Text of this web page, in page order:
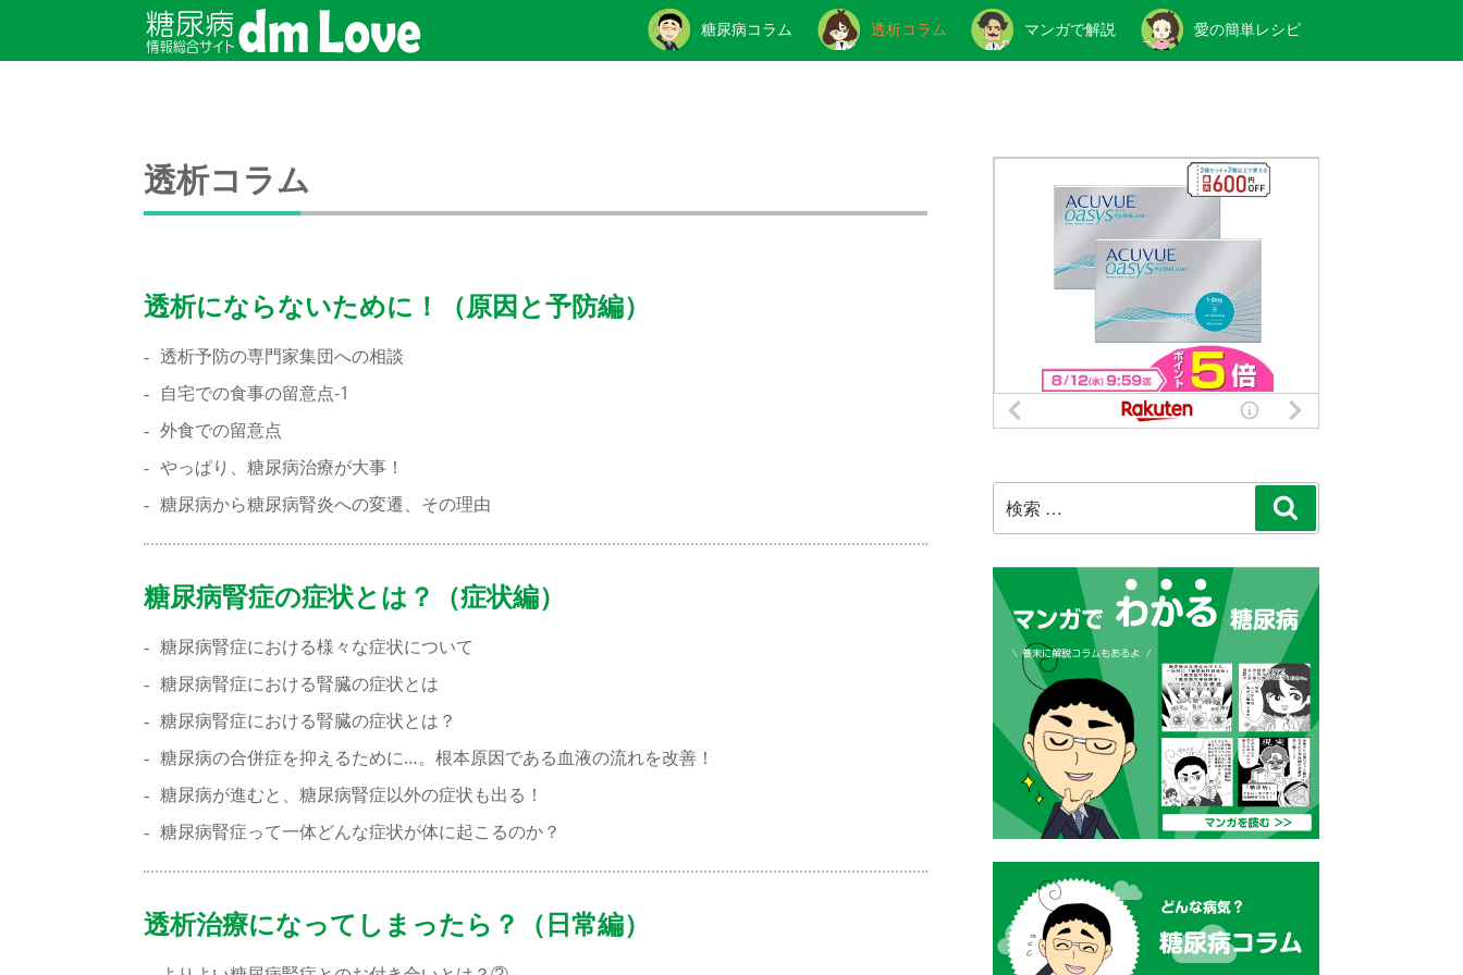
糖尿病コラム 透析コラム マンガで解説 愛の簡単レシピ
透析コラム
透析にならないために！（原因と予防編）
透析予防の専門家集団への相談
自宅での食事の留意点-1
外食での留意点
やっぱり、糖尿病治療が大事！
糖尿病から糖尿病腎炎への変遷、その理由
糖尿病腎症の症状とは？（症状編）
糖尿病腎症における様々な症状について
糖尿病腎症における腎臓の症状とは
糖尿病腎症における腎臓の症状とは？
糖尿病の合併症を抑えるために…。根本原因である血液の流れを改善！
糖尿病が進むと、糖尿病腎症以外の症状も出る！
糖尿病腎症って一体どんな症状が体に起こるのか？
透析治療になってしまったら？（日常編）
索:
索